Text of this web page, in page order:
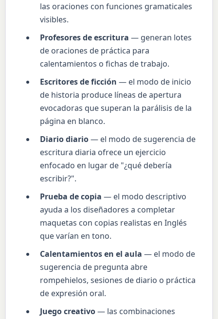
las oraciones con funciones gramaticales
visibles.
Profesores de escritura — generan lotes
de oraciones de práctica para
calentamientos o fichas de trabajo.
Escritores de ficción — el modo de inicio
de historia produce líneas de apertura
evocadoras que superan la parálisis de la
página en blanco.
Diario diario— el modo de sugerencia de
escritura diaria ofrece un ejercicio
enfocado en lugar de "¿qué debería
escribir?".
Prueba de copia — el modo descriptivo
ayuda a los diseñadores a completar
maquetas con copias realistas en Inglés
que varían en tono.
Calentamientos en el aula — el modo de
sugerencia de pregunta abre
rompehielos, sesiones de diario o práctica
de expresión oral.
Juego creativo— las combinaciones